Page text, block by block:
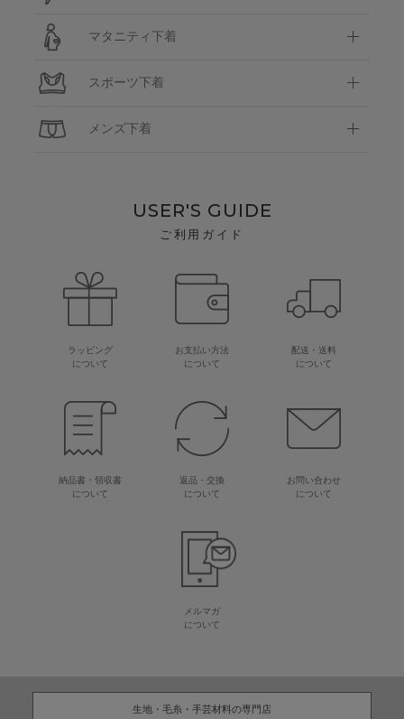
マタニティ下着
スポーツ下着
メンズ下着
USER'S GUIDE
ご利用ガイド
ラッピング
について
お支払い方法
について
配送・送料
について
納品書・領収書
について
返品・交換
について
お問い合わせ
について
メルマガ
について
生地・毛糸・手芸材料の専門店